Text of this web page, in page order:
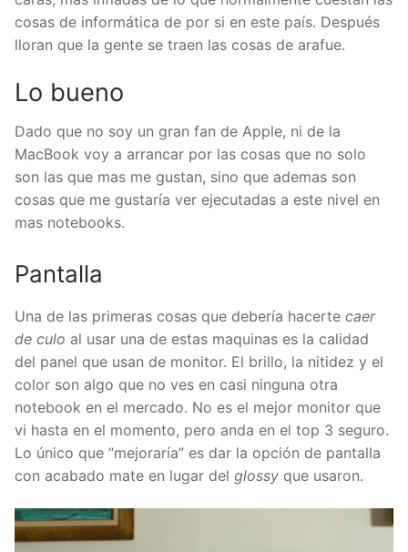
cosas de informática de por si en este país. Después
lloran que la gente se traen las cosas de arafue.
Lo bueno
Dado que no soy un gran fan de Apple, ni de la
MacBook voy a arrancar por las cosas que no solo
son las que mas me gustan, sino que ademas son
cosas que me gustaría ver ejecutadas a este nivel en
mas notebooks.
Pantalla
Una de las primeras cosas que debería hacerte caer
de culo al usar una de estas maquinas es la calidad
del panel que usan de monitor. El brillo, la nitidez y el
color son algo que no ves en casi ninguna otra
notebook en el mercado. No es el mejor monitor que
vi hasta en el momento, pero anda en el top 3 seguro.
Lo único que “mejoraría” es dar la opción de pantalla
con acabado mate en lugar del glossy que usaron.